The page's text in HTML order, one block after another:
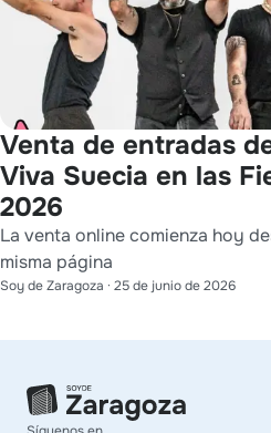
Venta de entradas
Viva Suecia en las
2026
La venta online comienza hoy
misma página
Soy de Zaragoza · 25 de junio de 2026